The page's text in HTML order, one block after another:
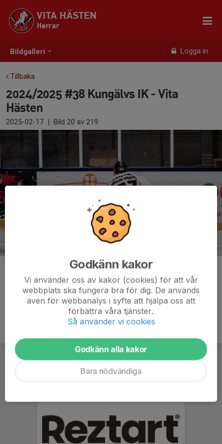
Bildgalleri Logga in
VITA HÄSTEN
Herrar
Tillbaka
2024/2025 #38 Kungälvs IK - Vita
Hästen
2025-02-17 | Bild 20 av 219
Godkänn kakor
Vi använder oss av kakor (cookies) för att vår
webbplats ska fungera bra för dig. De används
även för webbanalys i syfte att hjälpa oss att
förbättra våra tjänster.
Så använder vi cookies
Godkänn alla kakor
Bara nödvändiga